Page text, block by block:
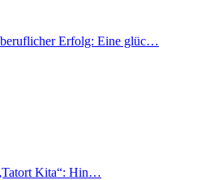
Erfolg: Eine glüc…
Kita“: Hin…